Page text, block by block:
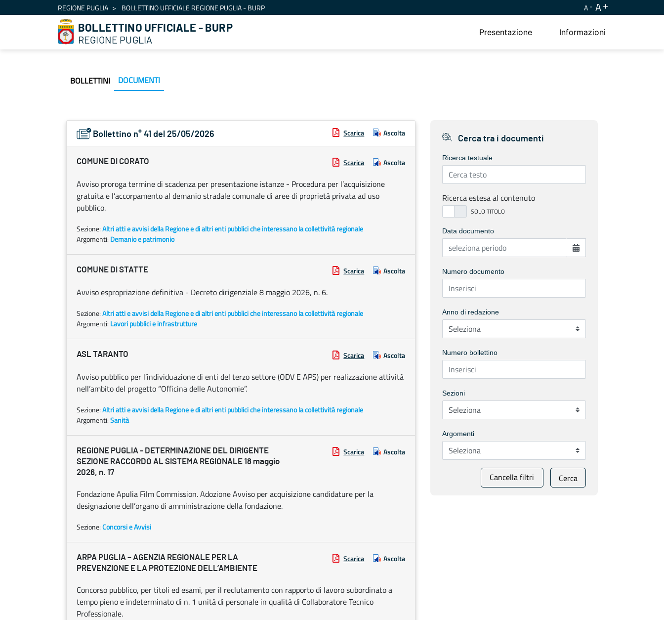
Skip to ContentREGIONE PUGLIA BOLLETTINO UFFICIALE REGIONE PUGLIA - BURP A A
BOLLETTINO UFFICIALE - BURP
REGIONE PUGLIA
Presentazione Informazioni
BOLLETTINI DOCUMENTI
Bollettino n° 41 del 25/05/2026 Scarica Ascolta
COMUNE DI CORATO Scarica Ascolta
Avviso proroga termine di scadenza per presentazione istanze - Procedura per l’acquisizione
gratuita e l’accorpamento al demanio stradale comunale di aree di proprietà privata ad uso
pubblico.
Sezione:Altri atti e avvisi della Regione e di altri enti pubblici che interessano la collettività regionale
Argomenti: Demanio e patrimonio
COMUNE DI STATTE Scarica Ascolta
Avviso espropriazione definitiva - Decreto dirigenziale 8 maggio 2026, n. 6.
Sezione:Altri atti e avvisi della Regione e di altri enti pubblici che interessano la collettività regionale
Argomenti: Lavori pubblici e infrastrutture
ASL TARANTO Scarica Ascolta
Avviso pubblico per l’individuazione di enti del terzo settore (ODV E APS) per realizzazione attività
nell’ambito del progetto “Officina delle Autonomie”.
Sezione:Altri atti e avvisi della Regione e di altri enti pubblici che interessano la collettività regionale
Argomenti:Sanità
REGIONE PUGLIA - DETERMINAZIONE DEL DIRIGENTE
SEZIONE RACCORDO AL SISTEMA REGIONALE 18 maggio
2026, n. 17
Scarica Ascolta
Fondazione Apulia Film Commission. Adozione Avviso per acquisizione candidature per la
designazione dell’organo di amministrazione della fondazione.
Sezione:Concorsi e Avvisi
ARPA PUGLIA – AGENZIA REGIONALE PER LA
PREVENZIONE E LA PROTEZIONE DELL’AMBIENTE
Scarica Ascolta
Concorso pubblico, per titoli ed esami, per il reclutamento con rapporto di lavoro subordinato a
tempo pieno e indeterminato di n. 1 unità di personale in qualità di Collaboratore Tecnico
Professionale.
Cerca tra i documenti
Ricerca testuale
Ricerca estesa al contenuto
Data documento
Numero documento
Anno di redazione
Numero bollettino
Sezioni
Argomenti
Cancella filtri Cerca